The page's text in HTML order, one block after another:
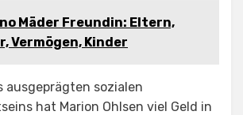
Mäder Freundin: Eltern,
Vermögen, Kinder
sozialen
hat Marion Ohlsen viel Geld in